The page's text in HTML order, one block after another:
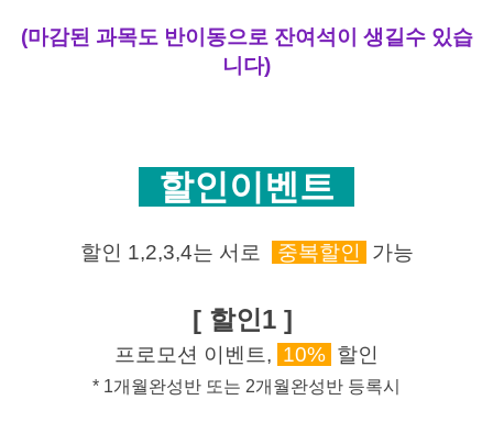
(마감된 과목도 반이동으로 잔여석이 생길수 있습
니다)
할인이벤트
할인 1,2,3,4는 서로 중복할인 가능
[ 할인1 ]
프로모션 이벤트, 10% 할인
* 1개월완성반 또는 2개월완성반 등록시